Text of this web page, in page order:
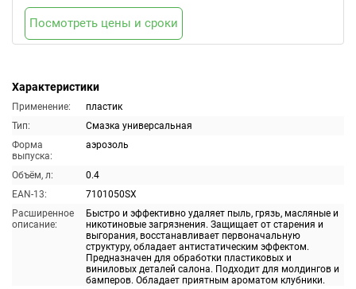
Характеристики
Применение:
пластик
Тип:
Смазка универсальная
Форма
выпуска:
аэрозоль
Объём, л:
0.4
EAN-13:
7101050SX
Расширенное
описание:
Быстро и эффективно удаляет пыль, грязь, масляные и
никотиновые загрязнения. Защищает от старения и
выгорания, восстанавливает первоначальную
структуру, обладает антистатическим эффектом.
Предназначен для обработки пластиковых и
виниловых деталей салона. Подходит для молдингов и
бамперов. Обладает приятным ароматом клубники.
Посмотреть цены и сроки